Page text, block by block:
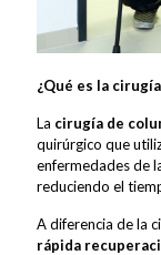
¿Qué es la
La cirugía de
quirúrgico que
enfermedades de
reduciendo el
A diferencia de la
rápida